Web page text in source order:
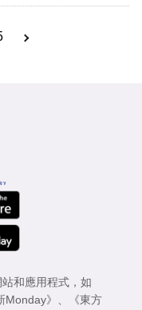
和應用程式，如
Monday》 、
《東方